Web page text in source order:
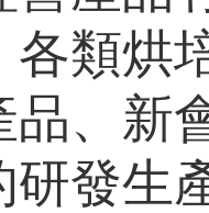
各類烘
品、新
研發生